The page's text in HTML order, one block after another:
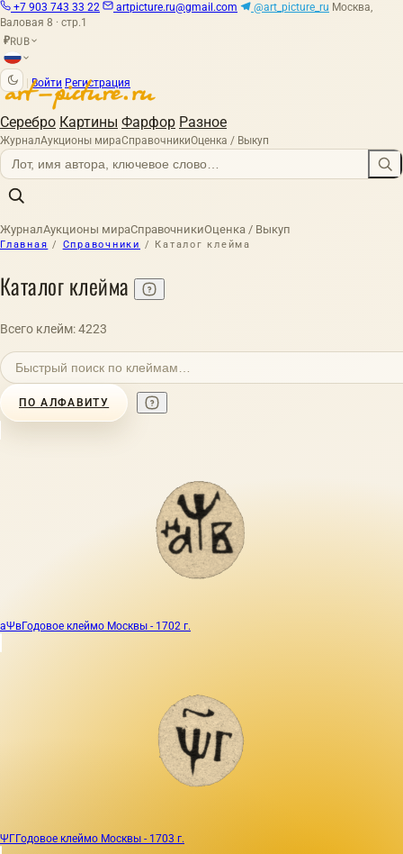
+7 903 743 33 22 artpicture.ru@gmail.com @art_picture_ru Москва,
Валовая 8 · стр.1
₽RUB
Войти Регистрация
Серебро Картины Фарфор Разное
ЖурналАукционы мираСправочникиОценка / Выкуп
ЖурналАукционы мираСправочникиОценка / Выкуп
Главная / Справочники / Каталог клейма
Каталог клейма
Всего клейм: 4223
ПО АЛФАВИТУ
аΨвГодовое клеймо Москвы - 1702 г.
ΨГГодовое клеймо Москвы - 1703 г.